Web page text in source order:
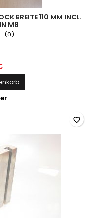
BREITE 110 MM INCL.
M8
(0)
favorite_border